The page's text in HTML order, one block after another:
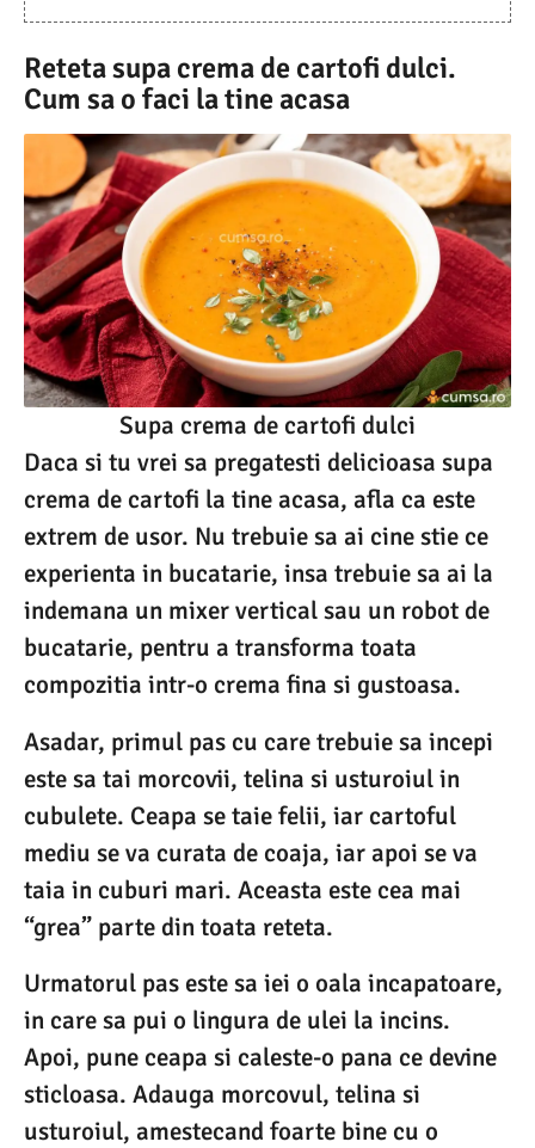
Reteta supa crema de cartofi dulci.
Cum sa o faci la tine acasa
Supa crema de cartofi dulci
Daca si tu vrei sa pregatesti delicioasa supa
crema de cartofi la tine acasa, afla ca este
extrem de usor. Nu trebuie sa ai cine stie ce
experienta in bucatarie, insa trebuie sa ai la
indemana un mixer vertical sau un robot de
bucatarie, pentru a transforma toata
compozitia intr-o crema fina si gustoasa.
Asadar, primul pas cu care trebuie sa incepi
este sa tai morcovii, telina si usturoiul in
cubulete. Ceapa se taie felii, iar cartoful
mediu se va curata de coaja, iar apoi se va
taia in cuburi mari. Aceasta este cea mai
“grea” parte din toata reteta.
Urmatorul pas este sa iei o oala incapatoare,
in care sa pui o lingura de ulei la incins.
Apoi, pune ceapa si caleste-o pana ce devine
sticloasa. Adauga morcovul, telina si
usturoiul, amestecand foarte bine cu o